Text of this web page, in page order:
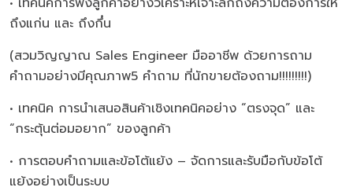
ถึงแก่น และ ถึงกึ๋น
(สวมวิญญาณ Sales Engineer มืออาชีพ ด้วยการถาม
คำถามอย่างมีคุณภาพ5 คำถาม ที่นักขายต้องถาม!!!!!!!!!)
• เทคนิค การนำเสนอสินค้าเชิงเทคนิคอย่าง “ตรงจุด” และ
“กระตุ้นต่อมอยาก” ของลูกค้า
• การตอบคำถามและข้อโต้แย้ง – จัดการและรับมือกับข้อโต้
แย้งอย่างเป็นระบบ